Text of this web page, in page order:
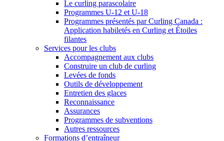
Le curling parascolaire
Programmes U-12 et U-18
Programmes présentés par Curling Canada :
Application habiletés en Curling et Étoiles
filantes
Services pour les clubs
Accompagnement aux clubs
Construire un club de curling
Levées de fonds
Outils de développement
Entretien des glaces
Reconnaissance
Assurances
Programmes de subventions
Autres ressources
Formations d’entraîneur